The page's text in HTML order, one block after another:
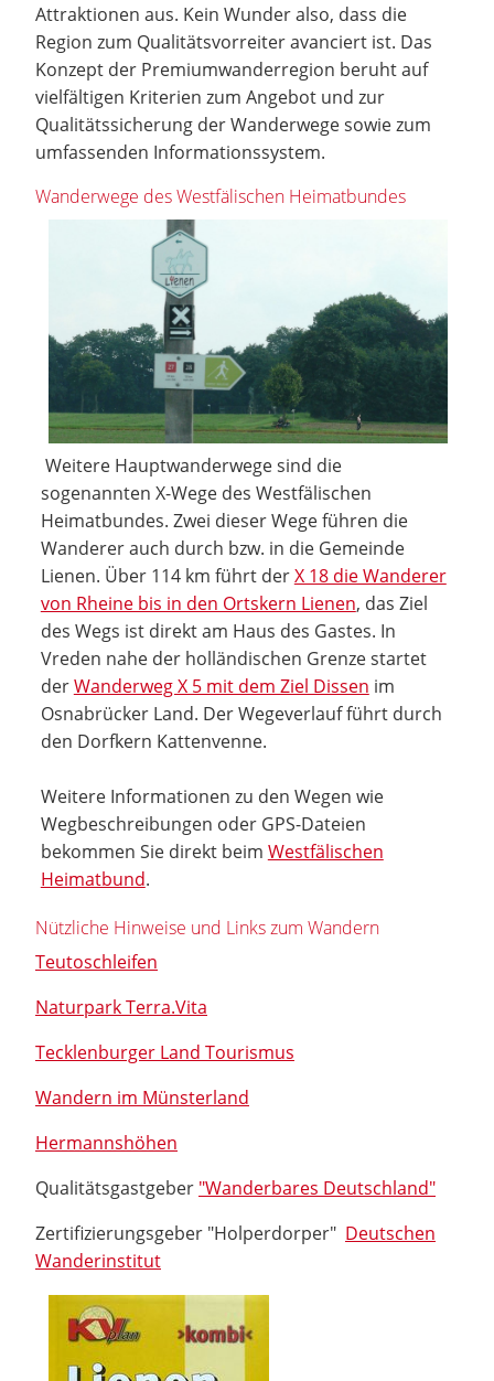
Attraktionen aus. Kein Wunder also, dass die
Region zum Qualitätsvorreiter avanciert ist. Das
Konzept der Premiumwanderregion beruht auf
vielfältigen Kriterien zum Angebot und zur
Qualitätssicherung der Wanderwege sowie zum
umfassenden Informationssystem.
Wanderwege des Westfälischen Heimatbundes
Weitere Hauptwanderwege sind die
sogenannten X-Wege des Westfälischen
Heimatbundes. Zwei dieser Wege führen die
Wanderer auch durch bzw. in die Gemeinde
Lienen. Über 114 km führt derX 18 die Wanderer
von Rheine bis in den Ortskern Lienen, das Ziel
des Wegs ist direkt am Haus des Gastes. In
Vreden nahe der holländischen Grenze startet
derWanderweg X 5 mit dem Ziel Dissen im
Osnabrücker Land. Der Wegeverlauf führt durch
den Dorfkern Kattenvenne.
Weitere Informationen zu den Wegen wie
Wegbeschreibungen oder GPS-Dateien
bekommen Sie direkt beim Westfälischen
Heimatbund.
Nützliche Hinweise und Links zum Wandern
Teutoschleifen
Naturpark Terra.Vita
Tecklenburger Land Tourismus
Wandern im Münsterland
Hermannshöhen
Qualitätsgastgeber "Wanderbares Deutschland"
Zertifizierungsgeber "Holperdorper" Deutschen
Wanderinstitut